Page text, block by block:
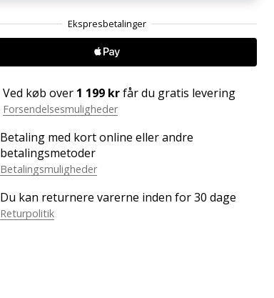
Ved køb over 1 199 krfår du gratis levering
Forsendelsesmuligheder
Betaling med kort online eller andre
betalingsmetoder
Betalingsmuligheder
Du kan returnere varerne inden for 30 dage
Returpolitik